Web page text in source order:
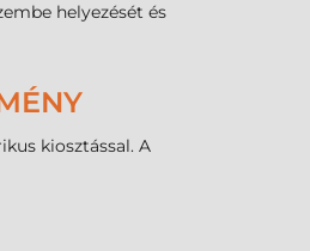
helyezését és
kiosztással. A